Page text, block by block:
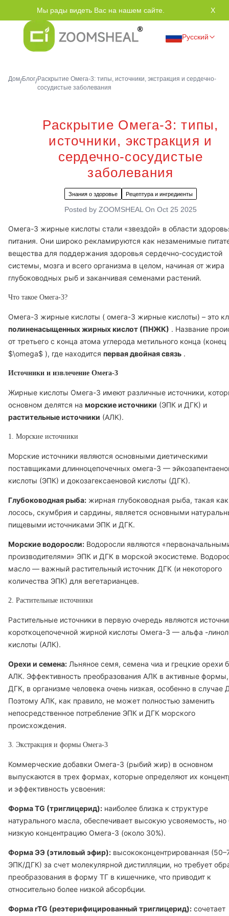
Мы рады видеть Вас на нашем сайте. X
Русский
Дом/Блог/Раскрытие Омега-3: типы, источники, экстракция и сердечно-
сосудистые заболевания
Раскрытие Омега-3: типы,
источники, экстракция и
сердечно-сосудистые
заболевания
Знания о здоровье Рецептура и ингредиенты
Posted by ZOOMSHEAL On Oct 25 2025
Омега-3 жирные кислоты стали «звездой» в области
питания. Они широко рекламируются как незаменимые
вещества для поддержания здоровья сердечно-сосудистой
системы, мозга и всего организма в целом, начиная от жира
глубоководных рыб и заканчивая семенами растений.
Что такое Омега-3?
Омега-3 жирные кислоты ( омега-3 жирные кислоты) – это
полиненасыщенных жирных кислот (ПНЖК) . Название
от третьего с конца атома углерода метильного конца (конец
$\omega$ ), где находится первая двойная связь .
Источники и извлечение Омега-3
Жирные кислоты Омега-3 имеют различные источники,
основном делятся на морские источники (ЭПК и ДГК) и
растительные источники (АЛК).
1. Морские источники
Морские источники являются основными диетическими
поставщиками длинноцепочечных омега-3 —
кислоты (ЭПК) и докозагексаеновой кислоты (ДГК).
Глубоководная рыба: жирная глубоководная рыба, такая как
лосось, скумбрия и сардины, является основными
пищевыми источниками ЭПК и ДГК.
Морские водоросли: Водоросли являются
производителями» ЭПК и ДГК в морской экосистеме.
масло — важный растительный источник ДГК (и некоторого
количества ЭПК) для вегетарианцев.
2. Растительные источники
Растительные источники в первую очередь являются
короткоцепочечной жирной кислоты Омега-3 — альфа -
кислоты (АЛК).
Орехи и семена: Льняное семя, семена чиа и грецкие орехи
АЛК. Эффективность преобразования АЛК в активные
ДГК, в организме человека очень низкая, особенно в случае
Поэтому АЛК, как правило, не может полностью заменить
непосредственное потребление ЭПК и ДГК морского
происхождения.
3. Экстракция и формы Омега-3
Коммерческие добавки Омега-3 (рыбий жир) в основном
выпускаются в трех формах, которые определяют их
и эффективность усвоения:
Форма TG (триглицерид): наиболее близка к структуре
натурального масла, обеспечивает высокую усвояемость, но
низкую концентрацию Омега-3 (около 30%).
Форма ЭЭ (этиловый эфир): высококонцентрированная
ЭПК/ДГК) за счет молекулярной дистилляции, но требует
преобразования в форму ТГ в кишечнике, что приводит к
относительно более низкой абсорбции.
Форма rTG (реэтерифицированный триглицерид): сочетает